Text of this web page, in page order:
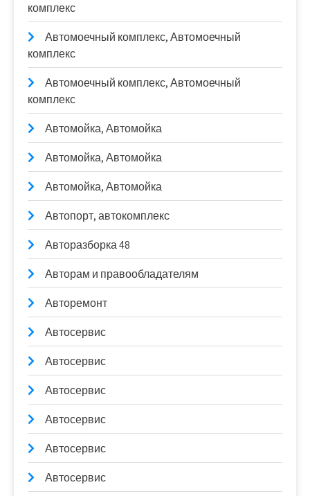
комплекс
Автомоечный комплекс, Автомоечный
комплекс
Автомоечный комплекс, Автомоечный
комплекс
Автомойка, Автомойка
Автомойка, Автомойка
Автомойка, Автомойка
Автопорт, автокомплекс
Авторазборка 48
Авторам и правообладателям
Авторемонт
Автосервис
Автосервис
Автосервис
Автосервис
Автосервис
Автосервис